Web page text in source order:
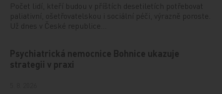
Počet lidí, kteří budou v příštích desetiletích potřebovat
paliativní, ošetřovatelskou i sociální péči, výrazně poroste.
Už dnes v České republice…
Psychiatrická nemocnice Bohnice ukazuje
strategii v praxi